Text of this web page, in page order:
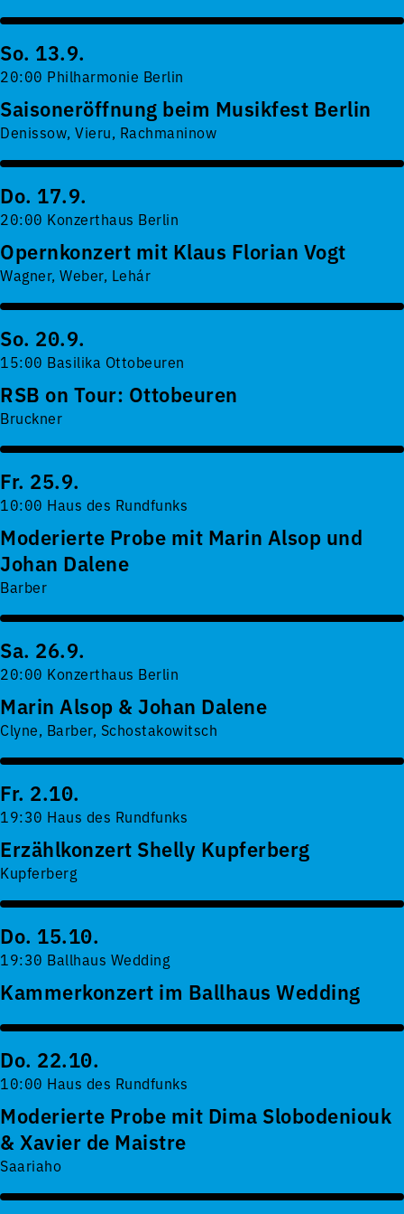
So. 13.9.
20:00 Philharmonie Berlin
Saisoneröffnung beim Musikfest Berlin
Denissow, Vieru, Rachmaninow
Do. 17.9.
20:00 Konzerthaus Berlin
Opernkonzert mit Klaus Florian Vogt
Wagner, Weber, Lehár
So. 20.9.
15:00 Basilika Ottobeuren
RSB on Tour: Ottobeuren
Bruckner
Fr. 25.9.
10:00 Haus des Rundfunks
Moderierte Probe mit Marin Alsop und
Johan Dalene
Barber
Sa. 26.9.
20:00 Konzerthaus Berlin
Marin Alsop & Johan Dalene
Clyne, Barber, Schostakowitsch
Fr. 2.10.
19:30 Haus des Rundfunks
Erzählkonzert Shelly Kupferberg
Kupferberg
Do. 15.10.
19:30 Ballhaus Wedding
Kammerkonzert im Ballhaus Wedding
Do. 22.10.
10:00 Haus des Rundfunks
Moderierte Probe mit Dima Slobodeniouk
& Xavier de Maistre
Saariaho